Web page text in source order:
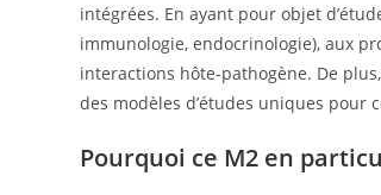
intégrées. En ayant pour objet
immunologie, endocrinologie), aux
interactions hôte-pathogène. De
des modèles d’études uniques
Pourquoi ce M2 en